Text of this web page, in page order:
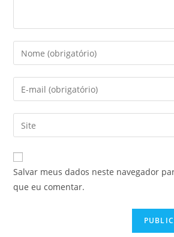
Salvar meus dados neste navegador
que eu comentar.